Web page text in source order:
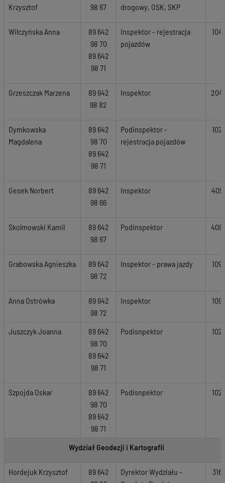
Krzysztof
98 67
drogowy, OSK, SKP
Wilczyńska Anna
89 642
98 70
89 642
98 71
Inspektor - rejestracja
pojazdów
104
Grzeszczak Marzena
89 642
98 82
Inspektor 204
Dymkowska
Magdalena
89 642
98 70
89 642
98 71
Podinspektor -
rejestracja pojazdów
102
Gesek Norbert
89 642
98 66
Inspektor 409
Skolmowski Kamil
89 642
98 67
Podinspektor 408
Grabowska Agnieszka
89 642
98 72
Inspektor - prawa jazdy 109
Anna Ostrówka
89 642
98 72
Inspektor 109
Juszczyk Joanna
89 642
98 70
89 642
98 71
Podisnpektor 102
Szpojda Oskar
89 642
98 70
89 642
98 71
Podisnpektor 102
Wydział Geodezji i Kartografii
Hordejuk Krzysztof
89 642
Dyrektor Wydziału -
316